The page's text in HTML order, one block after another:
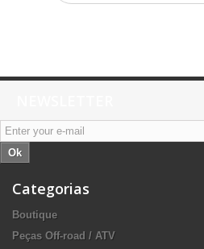
Ok
Categorias
Boutique
Peças Off-road / ATV